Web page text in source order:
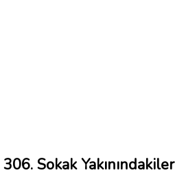
306. Sokak Yakınındakiler